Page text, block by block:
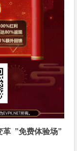
革 ”免费体验场”